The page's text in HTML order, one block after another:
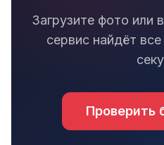
Загрузите фото или
сервис найдёт
Проверить